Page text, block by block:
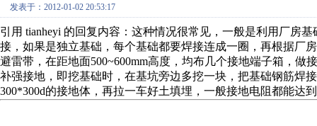
发表于：2012-01-02 20:53:17
引用 tianheyi 的回复内容：这种情况很常见，一般是利用厂房
接，如果是独立基础，每个基础都要焊接连成一圈，再根据厂
避雷带，在距地面500~600mm高度，均布几个接地端子箱，
补强接地，即挖基础时，在基坑旁边多挖一块，把基础钢筋焊
300*300d的接地体，再拉一车好土填埋，一般接地电阻都能达